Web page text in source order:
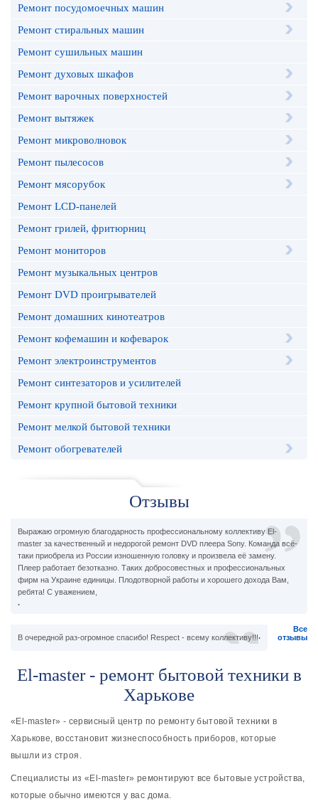
Ремонт посудомоечных машин
Ремонт стиральных машин
Ремонт сушильных машин
Ремонт духовых шкафов
Ремонт варочных поверхностей
Ремонт вытяжек
Ремонт микроволновок
Ремонт пылесосов
Ремонт мясорубок
Ремонт LCD-панелей
Ремонт грилей, фритюрниц
Ремонт мониторов
Ремонт музыкальных центров
Ремонт DVD проигрывателей
Ремонт домашних кинотеатров
Ремонт кофемашин и кофеварок
Ремонт электроинструментов
Ремонт синтезаторов и усилителей
Ремонт крупной бытовой техники
Ремонт мелкой бытовой техники
Ремонт обогревателей
Отзывы
Выражаю огромную благодарность профессиональному коллективу El-
master за качественный и недорогой ремонт DVD плеера Sony. Команда всё-
таки приобрела из России изношенную головку и произвела её замену.
Плеер работает безотказно. Таких добросовестных и профессиональных
фирм на Украине единицы. Плодотворной работы и хорошего дохода Вам,
ребята! С уважением,
.
В очередной раз-огромное спасибо! Respect - всему коллективу!!!.
Все
отзывы
El-master - ремонт бытовой техники в
Харькове
«El-master» - сервисный центр по ремонту бытовой техники в
Харькове, восстановит жизнеспособность приборов, которые
вышли из строя.
Специалисты из «El-master» ремонтируют все бытовые устройства,
которые обычно имеются у вас дома.